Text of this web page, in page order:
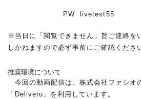
PW livetest55
※当日に「閲覧できません」旨ご連絡を
しかねますので必ず事前にご確認くださ
推奨環境について
今回の動画配信は、株式会社ファシオ
「Deliveru」を利用しています。